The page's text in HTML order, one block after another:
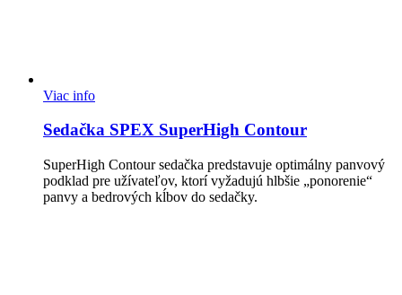
Viac info
Sedačka SPEX SuperHigh Contour
SuperHigh Contour sedačka predstavuje optimálny panvový
podklad pre užívateľov, ktorí vyžadujú hlbšie „ponorenie“
panvy a bedrových kĺbov do sedačky.